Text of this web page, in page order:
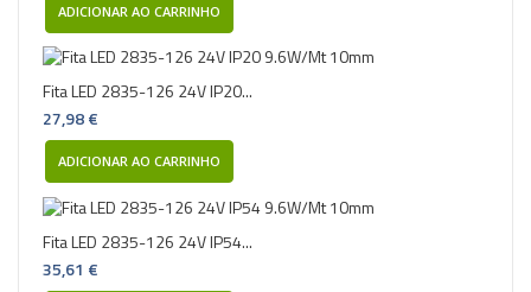
ADICIONAR AO CARRINHO
Fita LED 2835-126 24V IP20...
27,98 €
ADICIONAR AO CARRINHO
Fita LED 2835-126 24V IP54...
35,61 €